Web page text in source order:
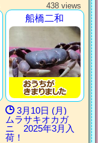
438 views
船橋二和
3月10日 (月)
ムラサキオカガ
ニ 2025年3月入
荷！